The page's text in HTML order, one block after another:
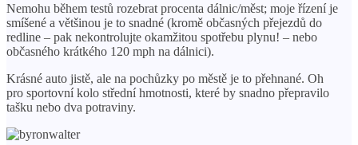
Nemohu během testů rozebrat procenta dálnic/měst; moje řízení je
smíšené a většinou je to snadné (kromě občasných přejezdů do
redline – pak nekontrolujte okamžitou spotřebu plynu! – nebo
občasného krátkého 120 mph na dálnici).
Krásné auto jistě, ale na pochůzky po městě je to přehnané. Oh
pro sportovní kolo střední hmotnosti, které by snadno přepravilo
tašku nebo dva potraviny.